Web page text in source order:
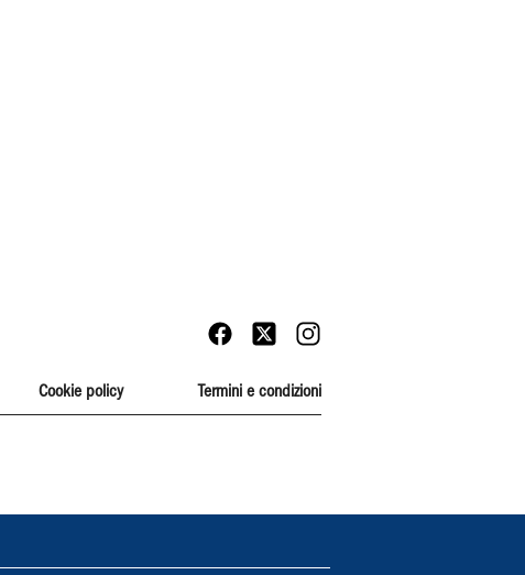
Cookie policy Termini e condizioni